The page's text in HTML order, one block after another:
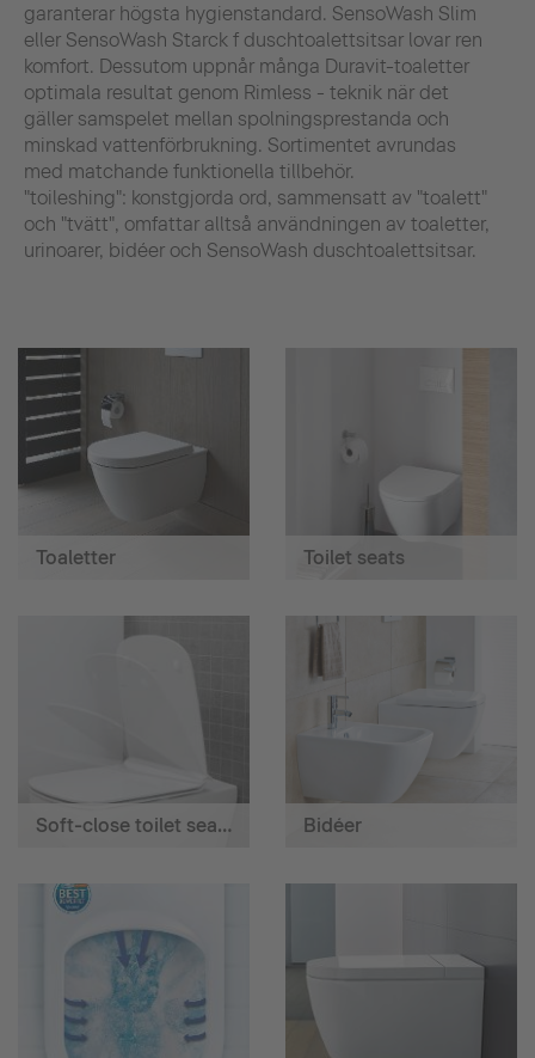
garanterar högsta hygienstandard. SensoWash Slim
eller SensoWash Starck f duschtoalettsitsar lovar ren
komfort. Dessutom uppnår många Duravit-toaletter
optimala resultat genom Rimless - teknik när det
gäller samspelet mellan spolningsprestanda och
minskad vattenförbrukning. Sortimentet avrundas
med matchande funktionella tillbehör.
"toileshing": konstgjorda ord, sammensatt av "toalett"
och "tvätt", omfattar alltså användningen av toaletter,
urinoarer, bidéer och SensoWash duschtoalettsitsar.
Toaletter Toilet seats
Soft-close toilet seats Bidéer